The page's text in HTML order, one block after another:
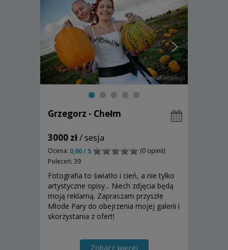
Grzegorz - Chełm
3000 zł/ sesja
Ocena: 0,00 / 5
(0 opinii)
Poleceń: 39
Fotografia to światło i cień, a nie tylko
artystyczne opisy... Niech zdjęcia będą
moją reklamą. Zapraszam przyszłe
Młode Pary do obejrzenia mojej galerii i
skorzystania z ofert!
Zobacz więcej